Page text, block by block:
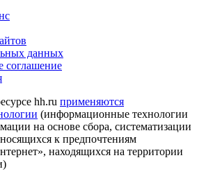
данных
соглашение
hh.ru применяются
(информационные технологии
на основе сбора, систематизации
к предпочтениям
находящихся на территории